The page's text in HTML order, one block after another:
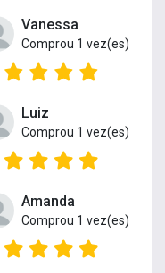
Vanessa
Comprou 1 vez(es)
Luiz
Comprou 1 vez(es)
Amanda
Comprou 1 vez(es)